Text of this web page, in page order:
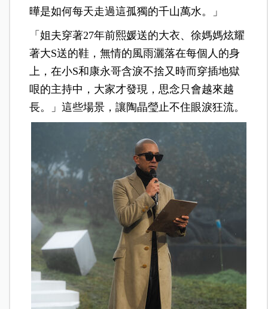
曄是如何每天走過這孤獨的千山萬水。」
「姐夫穿著27年前熙媛送的大衣、徐媽媽炫耀
著大S送的鞋，無情的風雨灑落在每個人的身
上，在小S和康永哥含淚不捨又時而穿插地獄
哏的主持中，大家才發現，思念只會越來越
長。」這些場景，讓陶晶瑩止不住眼淚狂流。